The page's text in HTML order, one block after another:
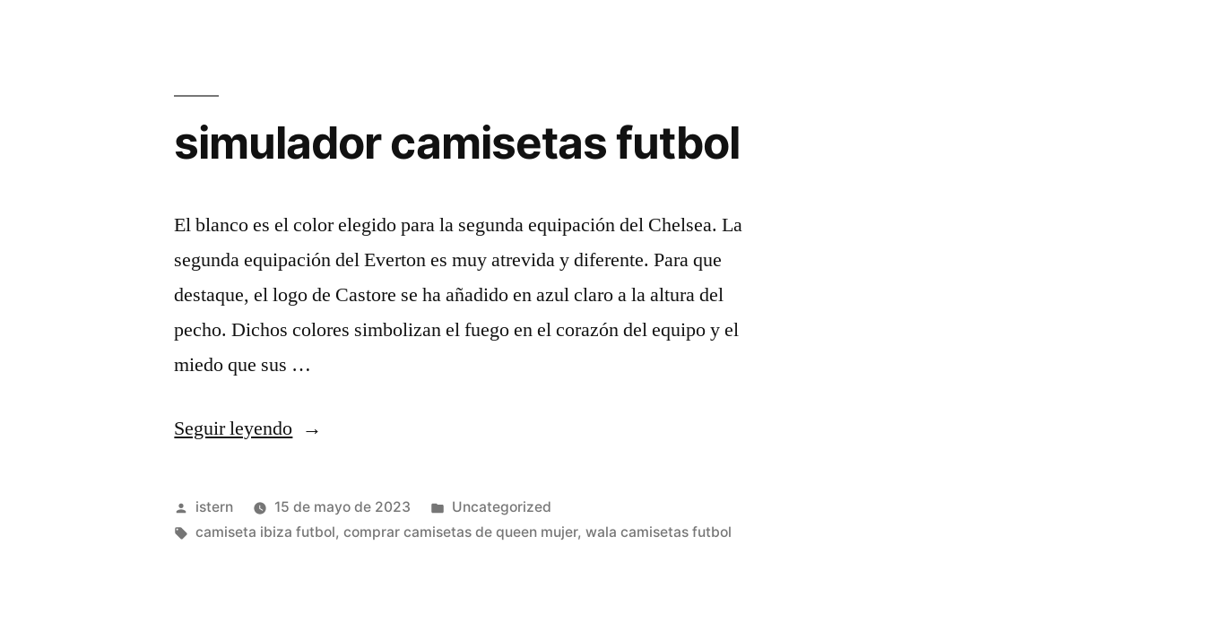
simulador camisetas futbol
El blanco es el color elegido para la segunda equipación del Chelsea. La
segunda equipación del Everton es muy atrevida y diferente. Para que
destaque, el logo de Castore se ha añadido en azul claro a la altura del
pecho. Dichos colores simbolizan el fuego en el corazón del equipo y el
miedo que sus …
Seguir leyendo«simulador
futbol»
Publicado
por
istern 15 de mayo de 2023
Publicado
en
Uncategorized
Etiquetas:
camiseta ibiza futbol,comprar camisetas de queen mujer,wala camisetas futbol